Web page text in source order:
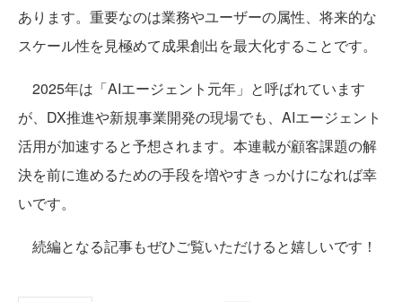
あります。重要なのは業務やユーザーの属性、将来的な
スケール性を見極めて成果創出を最大化することです。
2025年は「AIエージェント元年」と呼ばれています
が、DX推進や新規事業開発の現場でも、AIエージェント
活用が加速すると予想されます。本連載が顧客課題の解
決を前に進めるための手段を増やすきっかけになれば幸
いです。
続編となる記事もぜひご覧いただけると嬉しいです！